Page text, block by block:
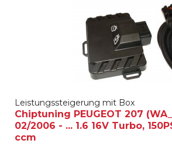
Leistungssteigerung mit Box
Chiptuning PEUGEOT 207
02/2006 - ... 1.6 16V Turbo,
ccm